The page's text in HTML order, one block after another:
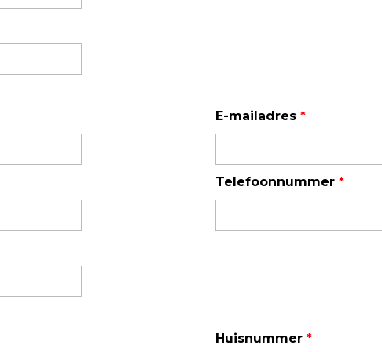
Vast opgestelde gasdetectie
Speciale gasdetectie
Draadloze gasdetectie
E-mailadres *
Telefoonnummer *
Huisnummer *